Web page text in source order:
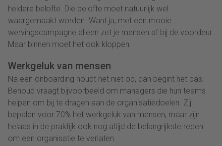
heldere belofte. Die belofte moet natuurlijk wel
waargemaakt worden. Want ja, met een mooie
wervingscampagne alleen zet je mensen af bij de voordeur.
Maar binnen moet het ook kloppen.
Werkgeluk van mensen
Na een onboarding houdt het niet op, dan begint het pas.
Behoud vraagt bijvoorbeeld om managers die hun teams
helpen om bij te dragen aan de organisatiedoelen. Zij
bepalen voor 70% het werkgeluk van mensen, maar zijn
helaas in de praktijk ook nog altijd de belangrijkste reden
om een organisatie te verlaten.